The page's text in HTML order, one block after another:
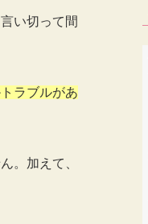
い切って間
ラブルがあ
。加えて、